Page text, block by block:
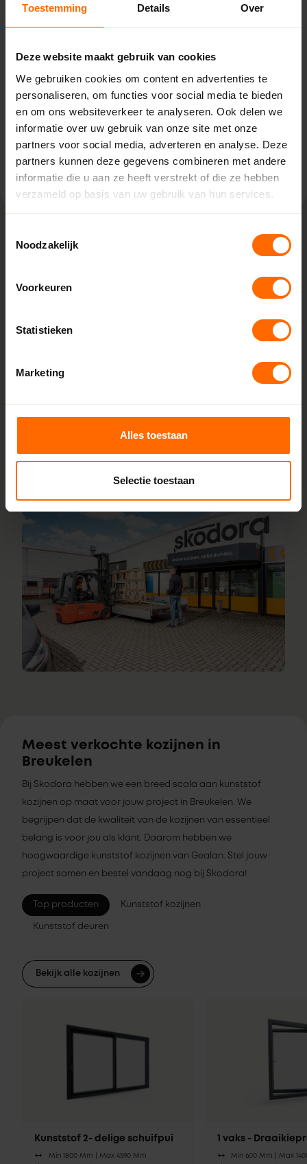
Toestemming Details Over
Deze website maakt gebruik van cookies
We gebruiken cookies om content en advertenties te
personaliseren, om functies voor social media te bieden
en om ons websiteverkeer te analyseren. Ook delen we
informatie over uw gebruik van onze site met onze
partners voor social media, adverteren en analyse. Deze
partners kunnen deze gegevens combineren met andere
informatie die u aan ze heeft verstrekt of die ze hebben
verzameld op basis van uw gebruik van hun services.
Noodzakelijk
Voorkeuren
Statistieken
Marketing
Alles toestaan
Selectie toestaan
1114 AM Amsterdam-Duivendrecht
0513335000
amsterdam@skodora.nl
Selecteren als mijn vestiging
Bekijk vestiging info
Lokaal geproduceerd in onze eigen
Bij Skodora bestel je kunststof kozijnen rechtstreeks bij de
Heerenveen en Meppel garanderen we scherpe prijzen,
korte productietijden en topkwaliteit. Wij maken kunststof
online en wij leveren ze vanaf vijf werkdagen af bij een van
staat altijd voor je klaar.
Lees meer over onze fabriek
Meest verkochte kozijnen in
Breukelen
Bij Skodora hebben we een breed scala aan kunststof
kozijnen op maat voor jouw project in Breukelen. We
begrijpen dat de kwaliteit van de kozijnen van essentieel
belang is voor jou als klant. Daarom hebben we
hoogwaardige kunststof kozijnen van Gealan. Stel jouw
project samen en bestel vandaag nog bij Skodora!
Top producten Kunststof kozijnen
Kunststof deuren
Bekijk alle kozijnen
Kunststof 2- delige schuifpui
Min 1800 Mm | Max 4590 Mm
1 vaks -
Min 600 Mm |Max